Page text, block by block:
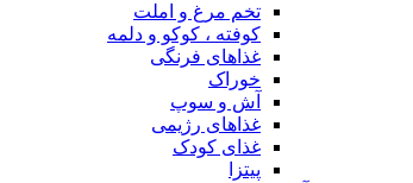
تخم مرغ و املت
کوفته ، کوکو و دلمه
غذاهای فرنگی
خوراک
آش و سوپ
غذاهای رژیمی
غذای کودک
پیتزا